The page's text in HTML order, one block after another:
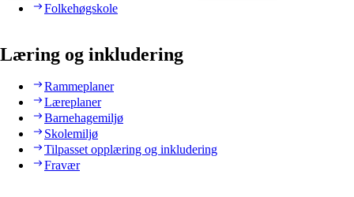
Folkehøgskole
Læring og inkludering
Rammeplaner
Læreplaner
Barnehagemiljø
Skolemiljø
Tilpasset opplæring og inkludering
Fravær